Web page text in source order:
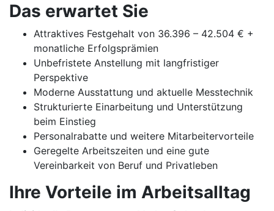
Das erwartet Sie
Attraktives Festgehalt von 36.396 – 42.504 € +
monatliche Erfolgsprämien
Unbefristete Anstellung mit langfristiger
Perspektive
Moderne Ausstattung und aktuelle Messtechnik
Strukturierte Einarbeitung und Unterstützung
beim Einstieg
Personalrabatte und weitere Mitarbeitervorteile
Geregelte Arbeitszeiten und eine gute
Vereinbarkeit von Beruf und Privatleben
Ihre Vorteile im Arbeitsalltag